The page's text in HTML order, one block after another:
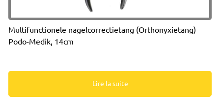
Multifunctionele nagelcorrectietang (Orthonyxietang)
Podo-Medik, 14cm
Lire la suite